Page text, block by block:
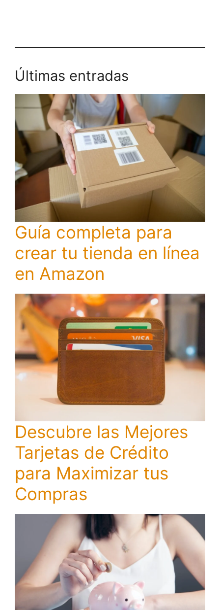
Últimas entradas
Guía completa para
crear tu tienda en línea
en Amazon
Descubre las Mejores
Tarjetas de Crédito
para Maximizar tus
Compras